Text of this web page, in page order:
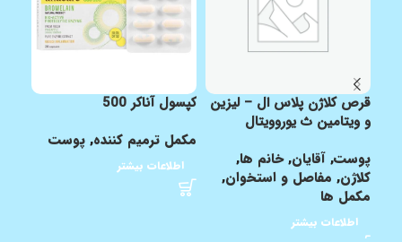
قرص کلاژن پلاس ال – لیزین
و ویتامین ث یوروویتال
پوست, آقایان,خانم ها,
کلاژن, مفاصل و استخوان,
مکمل ها
اطلاعات بیشتر
کپسول آناکر 500
مکمل ترمیم کننده, پوست
اطلاعات بیشتر